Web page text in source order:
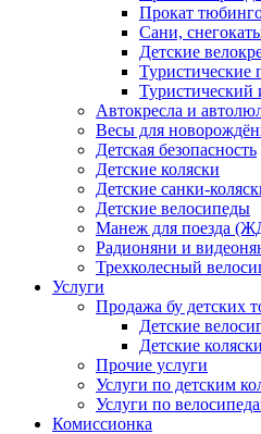
Прокат
Сани,
Детские
Туристические
Туристический
Автокресла и
Весы для
Детская безопасность
Детские коляски
Детские санки-
Детские велосипеды
Манеж для поезда
Радионяни и
Трехколесный
Услуги
Продажа бу детских
Детские
Детские
Прочие услуги
Услуги по детским
Услуги по
Комиссионка